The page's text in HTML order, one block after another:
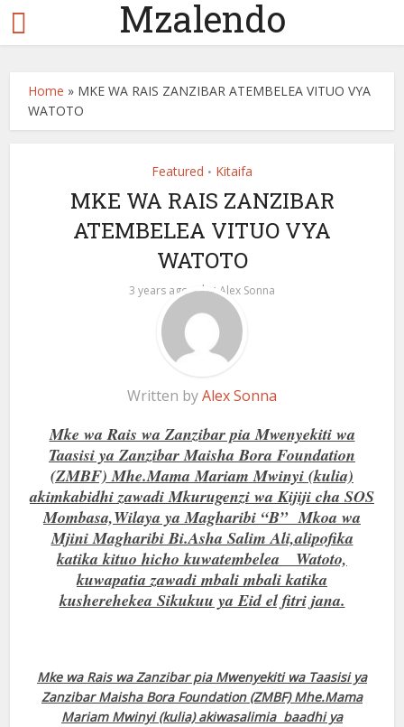
Mzalendo
Home » MKE WA RAIS ZANZIBAR ATEMBELEA VITUO VYA
WATOTO
Featured • Kitaifa
MKE WA RAIS ZANZIBAR
ATEMBELEA VITUO VYA
WATOTO
3 years ago by Alex Sonna
Written byAlex Sonna
Mke wa Rais wa Zanzibar pia Mwenyekiti wa
Taasisi ya Zanzibar Maisha Bora Foundation
(ZMBF) Mhe.Mama Mariam Mwinyi (kulia)
akimkabidhi zawadi Mkurugenzi wa Kijiji cha SOS
Mombasa,Wilaya ya Magharibi “B” Mkoa wa
Mjini Magharibi Bi.Asha Salim Ali,alipofika
katika kituo hicho kuwatembelea Watoto,
kuwapatia zawadi mbali mbali katika
kusherehekea Sikukuu ya Eid el fitri jana.
Mke wa Rais wa Zanzibar pia Mwenyekiti wa Taasisi ya
Zanzibar Maisha Bora Foundation (ZMBF) Mhe.Mama
Mariam Mwinyi (kulia) akiwasalimia baadhi ya